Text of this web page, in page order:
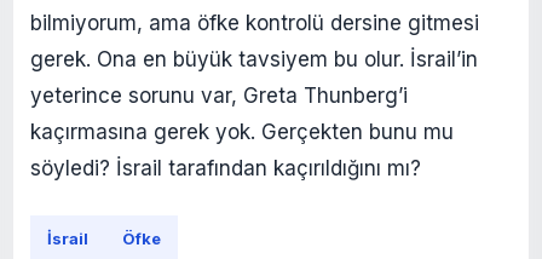
bilmiyorum, ama öfke kontrolü dersine gitmesi
gerek. Ona en büyük tavsiyem bu olur. İsrail’in
yeterince sorunu var, Greta Thunberg’i
kaçırmasına gerek yok. Gerçekten bunu mu
söyledi? İsrail tarafından kaçırıldığını mı?
İsrail Öfke